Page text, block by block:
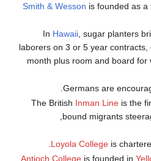
Smith & Wesson is founded as
In Hawaii, sugar planters
laborers on 3 or 5 year
month plus room and board for
Germans are
.
The British Inman Lineis the
bound migrants
Loyola Collegeis
Antioch Collegeis founded in